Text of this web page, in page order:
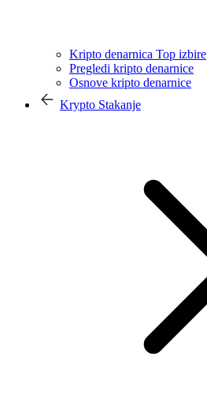
Kripto denarnica Top izbire
Pregledi kripto denarnice
Osnove kripto denarnice
Krypto Stakanje